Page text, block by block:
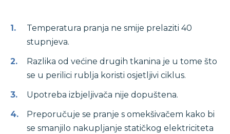
Temperatura pranja ne smije prelaziti 40
stupnjeva.
Razlika od većine drugih tkanina je u tome što
se u perilici rublja koristi osjetljivi ciklus.
Upotreba izbjeljivača nije dopuštena.
Preporučuje se pranje s omekšivačem kako bi
se smanjilo nakupljanje statičkog elektriciteta